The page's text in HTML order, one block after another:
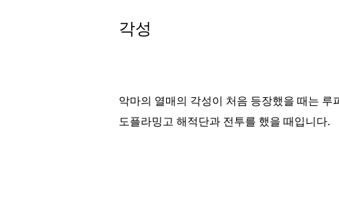
각성
악마의 열매의 각성이 처음 등장했을 때는 루
도플라밍고 해적단과 전투를 했을 때입니다.